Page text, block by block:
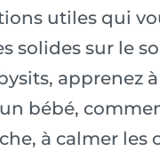
utiles qui
solides sur le
apprenez
bébé,
à calmer les